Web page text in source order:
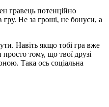
гравець потенційно
гру. Не за гроші, не бонуси, а
Навіть якщо тобі гра вже
тому, що твої друзі
Така ось соціальна